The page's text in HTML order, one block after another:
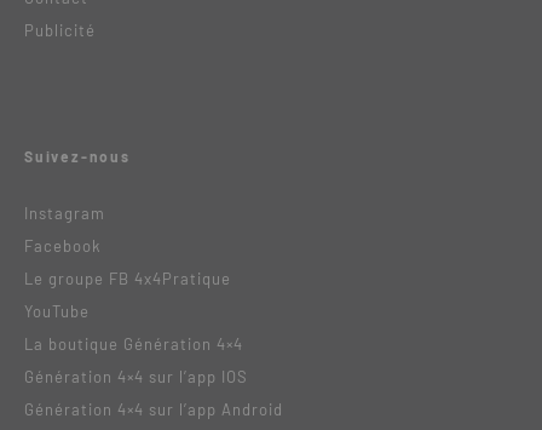
Publicité
Suivez-nous
Instagram
Facebook
Le groupe FB 4x4Pratique
YouTube
La boutique Génération 4×4
Génération 4×4 sur l’app IOS
Génération 4×4 sur l’app Android